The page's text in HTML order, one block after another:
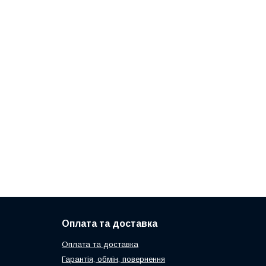
Оплата та доставка
Оплата та доставка
Гарантія, обмін, повернення